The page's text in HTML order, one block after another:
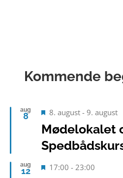
Kommende
aug
8 Fremhævet
8. august-9. august
Mødelokalet
aug
12 Fremhævet
17:00 -23:00